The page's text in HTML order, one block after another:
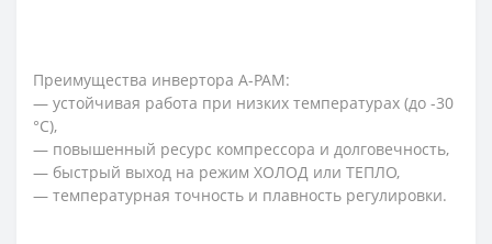
Преимущества инвертора A-PAM:
— устойчивая работа при низких температурах (до -30
°С),
— повышенный ресурс компрессора и долговечность,
— быстрый выход на режим ХОЛОД или ТЕПЛО,
— температурная точность и плавность регулировки.